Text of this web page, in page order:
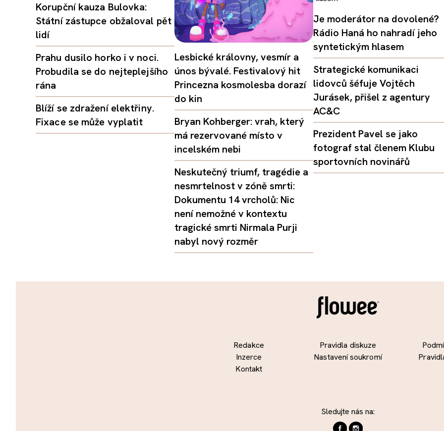
Korupční kauza Bulovka:
Státní zástupce obžaloval pět
lidí
Prahu dusilo horko i v noci.
Probudila se do nejteplejšího
rána
Blíží se zdražení elektřiny.
Fixace se může vyplatit
Lesbické královny, vesmír a
únos bývalé. Festivalový hit
Princezna kosmolesba dorazí
do kin
Bryan Kohberger: vrah, který
má rezervované místo v
incelském nebi
Neskutečný triumf, tragédie a
nesmrtelnost v zóně smrti:
Dokumentu 14 vrcholů: Nic
není nemožné v kontextu
tragické smrti Nirmala Purji
nabyl nový rozměr
Je moderátor na dovolené?
Rádio Haná ho nahradí jeho
syntetickým hlasem
Strategické komunikaci
lidovců šéfuje Vojtěch
Jurásek, přišel z agentury
AC&C
Prezident Pavel se jako
fotograf stal členem Klubu
sportovních novinářů
Redakce
Inzerce
Kontakt
Pravidla diskuze
Nastavení soukromí
Sledujte nás na: